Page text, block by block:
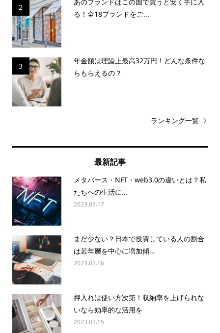
2
あのブランドはこの国で買うと安く手に入
る！全18ブランドをご...
3
年金額は理論上最高32万円！どんな条件な
らもらえるの？
ランキング一覧
最新記事
メタバース・NFT・web3.0の違いとは？私
たちへの生活に...
2023.03.17
まだ少ない？日本で投資している人の割合
は若年層を中心に増加傾...
2023.03.16
押入れは使い方次第！収納率を上げられな
いなら効率的な活用を
2023.03.15